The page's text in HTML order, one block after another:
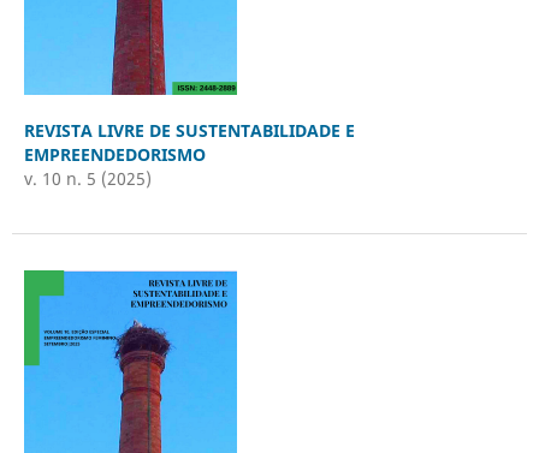
REVISTA LIVRE DE SUSTENTABILIDADE E
EMPREENDEDORISMO
v. 10 n. 5 (2025)